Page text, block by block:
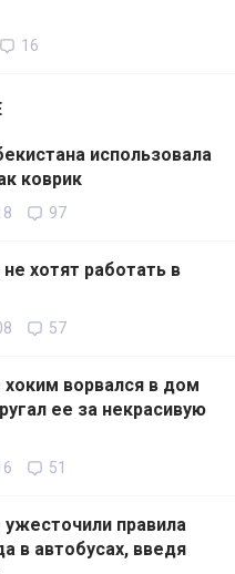
16
использовала
коврик
97
хотят работать в
57
хоким ворвался в дом
ее за некрасивую
51
ужесточили правила
в автобусах, введя